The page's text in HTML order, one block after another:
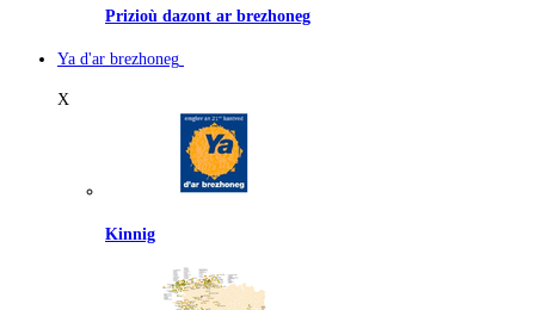
Prizioù dazont ar brezhoneg
Ya d'ar brezhoneg
X
Kinnig